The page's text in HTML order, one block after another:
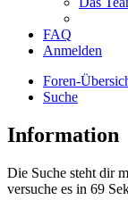
FAQ
Anmelden
Foren-
Suche
Information
Die Suche steht dir
versuche es in 69